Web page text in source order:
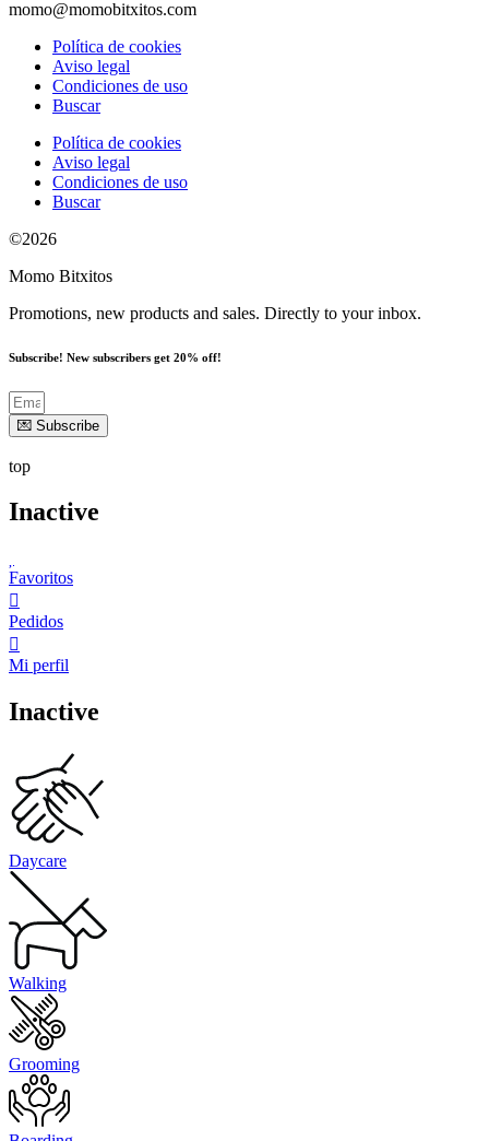
momo@momobitxitos.com
Política de cookies
Aviso legal
Condiciones de uso
Buscar
Política de cookies
Aviso legal
Condiciones de uso
Buscar
©2026
Momo Bitxitos
Promotions, new products and sales. Directly to your inbox.
Subscribe! New subscribers get 20% off!
💌 Subscribe
top
Inactive
Favoritos
Pedidos
Mi perfil
Inactive
Daycare
Walking
Grooming